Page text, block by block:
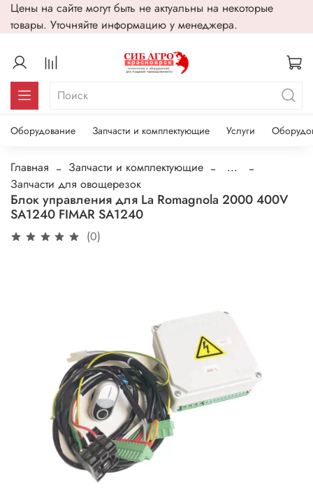
Цены на сайте могут быть не актуальны на некоторые
товары. Уточняйте информацию у менеджера.
Оборудование Запчасти и комплектующие Услуги
Главная Запчасти и комплектующие
...
Запчасти для овощерезок
Блок управления для La Romagnola 2000 400V
SA1240 FIMAR SA1240
(0)